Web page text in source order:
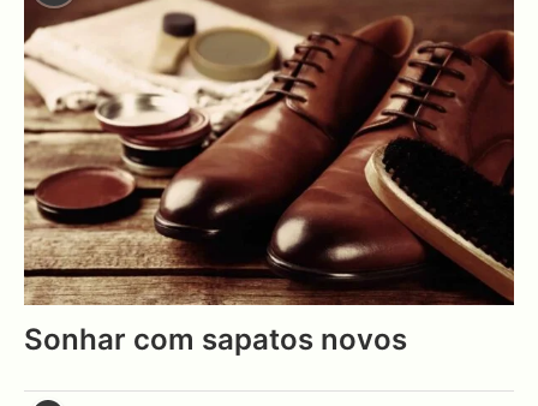
Sonhar com sapatos novos